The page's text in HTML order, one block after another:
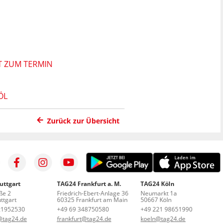
ZUM TERMIN
Zurück zur Übersicht
2
TAG24 Frankfurt a. M.
Friedrich-Ebert-Anlage 36
60325 Frankfurt am Main
+49 69 348750580
frankfurt@tag24.de
TAG24 Köln
Neumarkt 1a
50667 Köln
+49 221 98651990
koeln@tag24.de